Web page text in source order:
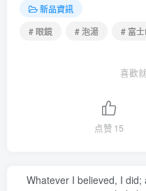
新品資訊
# 眼鏡
# 泡湯 # 富士
喜歡
点赞 15
Whatever I believed, I